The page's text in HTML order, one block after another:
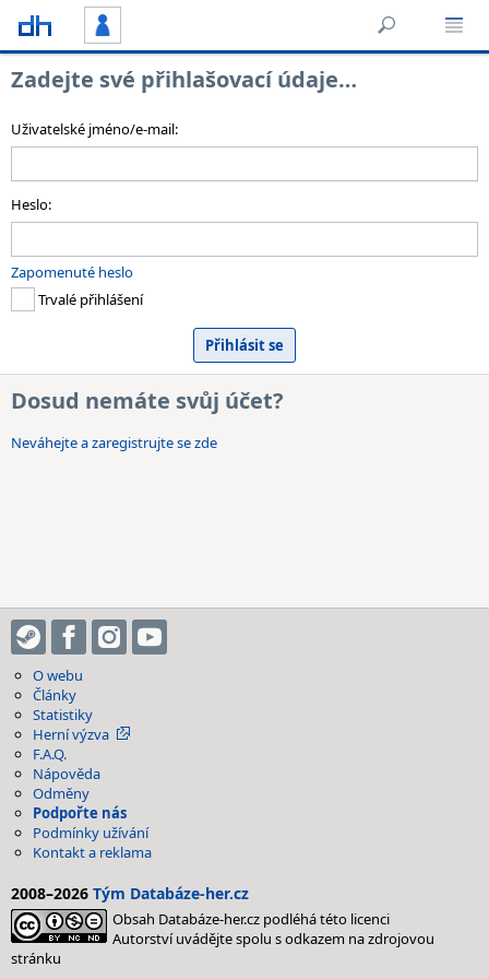
Zadejte své přihlašovací údaje…
Uživatelské jméno/e-mail:
Heslo:
Zapomenuté heslo
Trvalé přihlášení
Dosud nemáte svůj účet?
Neváhejte a zaregistrujte se zde
O webu
Články
Statistiky
Herní výzva
F.A.Q.
Nápověda
Odměny
Podpořte nás
Podmínky užívání
Kontakt a reklama
2008–2026 Tým Databáze-her.cz
Obsah Databáze-her.cz podléhá této licenci
Autorství uvádějte spolu s odkazem na zdrojovou
stránku